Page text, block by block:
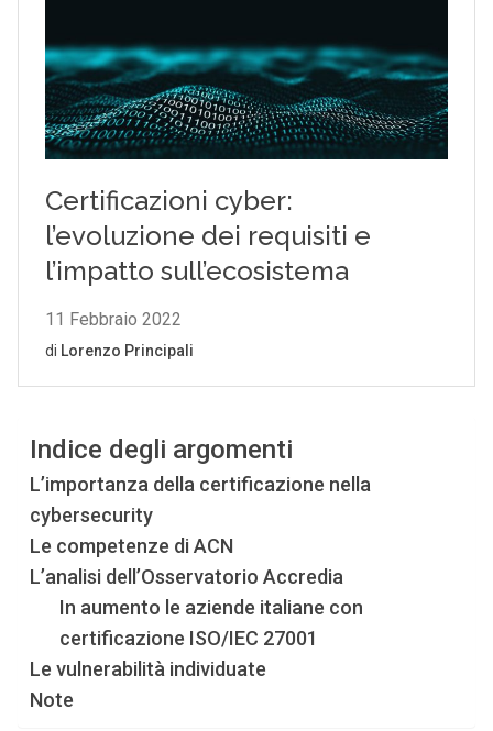
Indice degli argomenti
L’importanza della certificazione nella
cybersecurity
Le competenze di ACN
L’analisi dell’Osservatorio Accredia
In aumento le aziende italiane con
certificazione ISO/IEC 27001
Le vulnerabilità individuate
Note